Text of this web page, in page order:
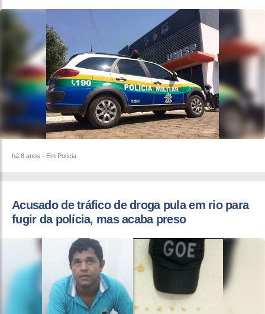
há 8 anos - Em Polícia
Acusado de tráfico de droga pula em rio para
fugir da polícia, mas acaba preso